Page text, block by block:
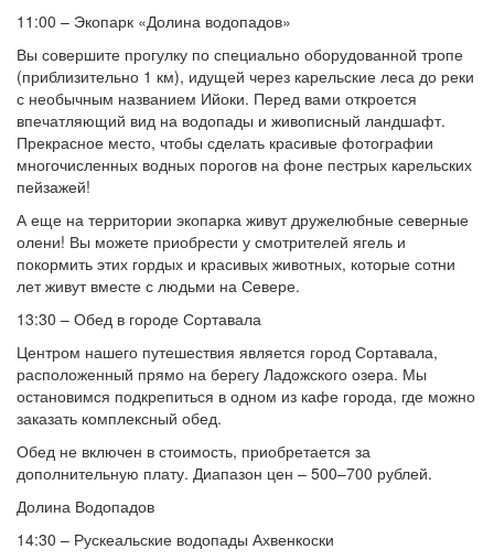
11:00 – Экопарк «Долина водопадов»
Вы совершите прогулку по специально оборудованной тропе
(приблизительно 1 км), идущей через карельские леса до реки
с необычным названием Ийоки. Перед вами откроется
впечатляющий вид на водопады и живописный ландшафт.
Прекрасное место, чтобы сделать красивые фотографии
многочисленных водных порогов на фоне пестрых карельских
пейзажей!
А еще на территории экопарка живут дружелюбные северные
олени! Вы можете приобрести у смотрителей ягель и
покормить этих гордых и красивых животных, которые сотни
лет живут вместе с людьми на Севере.
13:30 – Обед в городе Сортавала
Центром нашего путешествия является город Сортавала,
расположенный прямо на берегу Ладожского озера. Мы
остановимся подкрепиться в одном из кафе города, где можно
заказать комплексный обед.
Обед не включен в стоимость, приобретается за
дополнительную плату. Диапазон цен – 500–700 рублей.
Долина Водопадов
14:30 – Рускеальские водопады Ахвенкоски